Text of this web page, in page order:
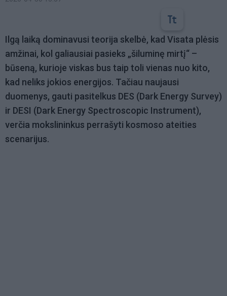
Ilgą laiką dominavusi teorija skelbė, kad Visata plėsis
amžinai, kol galiausiai pasieks „šiluminę mirtį“ –
būseną, kurioje viskas bus taip toli vienas nuo kito,
kad neliks jokios energijos. Tačiau naujausi
duomenys, gauti pasitelkus DES (Dark Energy Survey)
ir DESI (Dark Energy Spectroscopic Instrument),
verčia mokslininkus perrašyti kosmoso ateities
scenarijus.